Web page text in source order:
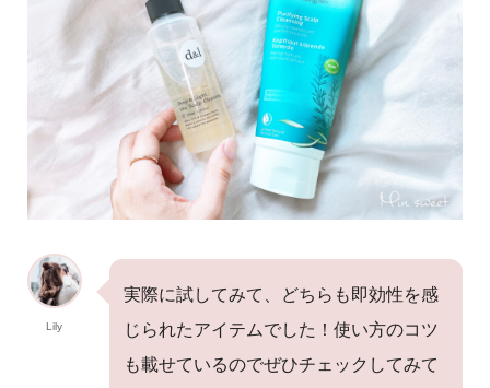
Lily
実際に試してみて、どちらも即効性を感
じられたアイテムでした！使い方のコツ
も載せているのでぜひチェックしてみて